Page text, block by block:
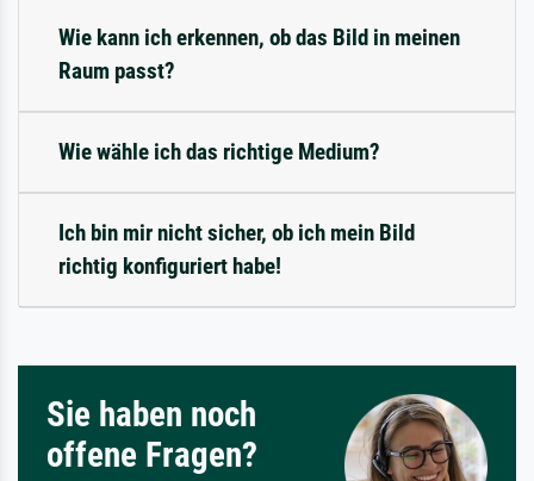
Wie kann ich erkennen, ob das Bild in meinen
Raum passt?
Wie wähle ich das richtige Medium?
Ich bin mir nicht sicher, ob ich mein Bild
richtig konfiguriert habe!
Sie haben noch
offene Fragen?